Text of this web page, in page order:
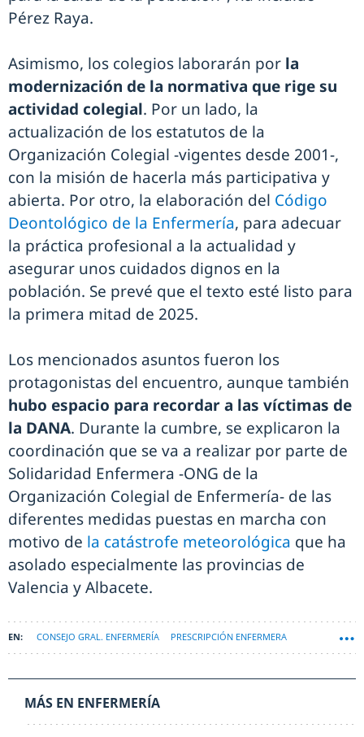
Pérez Raya.
Asimismo, los colegios laborarán por la
modernización de la normativa que rige su
actividad colegial. Por un lado, la
actualización de los estatutos de la
Organización Colegial -vigentes desde 2001-,
con la misión de hacerla más participativa y
abierta. Por otro, la elaboración del Código
Deontológico de la Enfermería, para adecuar
la práctica profesional a la actualidad y
asegurar unos cuidados dignos en la
población. Se prevé que el texto esté listo para
la primera mitad de 2025.
Los mencionados asuntos fueron los
protagonistas del encuentro, aunque también
hubo espacio para recordar a las víctimas de
la DANA. Durante la cumbre, se explicaron la
coordinación que se va a realizar por parte de
Solidaridad Enfermera -ONG de la
Organización Colegial de Enfermería- de las
diferentes medidas puestas en marcha con
motivo de la catástrofe meteorológica que ha
asolado especialmente las provincias de
Valencia y Albacete.
CONSEJO GRAL. ENFERMERÍA PRESCRIPCIÓN ENFERMERA
MÁS EN ENFERMERÍA